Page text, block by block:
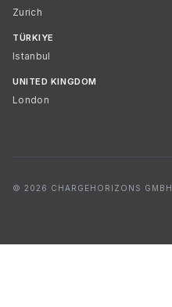
Zurich
TÜRKIYE
Istanbul
UNITED KINGDOM
London
© 2026 CHARGEHORIZONS GMBH